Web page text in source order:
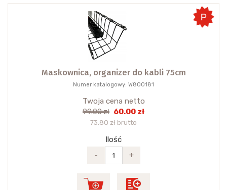
Maskownica, organizer do kabli 75cm
Numer katalogowy: W800181
Twoja cena netto
99.00 zł 60.00 zł
73.80 zł brutto
Ilość
-
+